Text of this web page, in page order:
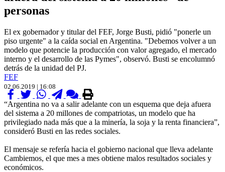
personas
El ex gobernador y titular del FEF, Jorge Busti, pidió "ponerle un
piso urgente" a la caída social en Argentina. "Debemos volver a un
modelo que potencie la producción con valor agregado, el mercado
interno y el desarrollo de las Pymes", observó. Busti se encolumnó
detrás de la unidad del PJ.
FEF
02.06.2019 | 16:08
“Argentina no va a salir adelante con un esquema que deja afuera
del sistema a 20 millones de compatriotas, un modelo que ha
privilegiado nada más que a la minería, la soja y la renta financiera”,
consideró Busti en las redes sociales.
El mensaje se refería hacia el gobierno nacional que lleva adelante
Cambiemos, el que mes a mes obtiene malos resultados sociales y
económicos.